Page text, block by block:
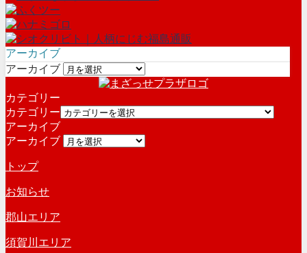
アーカイブ
アーカイブ
カテゴリー
カテゴリー
アーカイブ
アーカイブ
トップ
お知らせ
郡山エリア
須賀川エリア